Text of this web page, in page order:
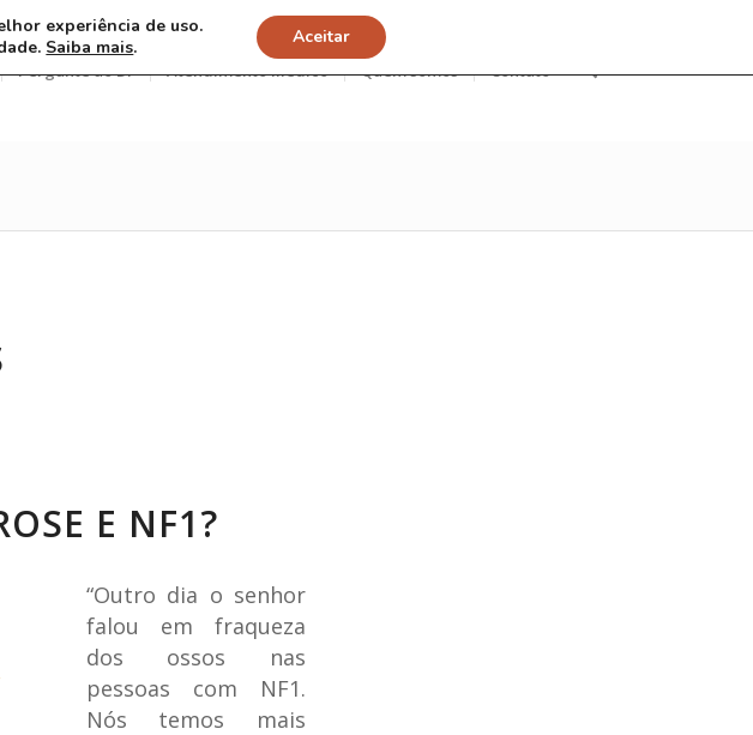
Pergunte ao Dr Atendimento Médico Quem somos Contato
E NF1?
“Outro dia o senhor
falou em fraqueza
dos ossos nas
pessoas com NF1.
Nós temos mais
experiência de uso.
Saiba mais. Aceitar